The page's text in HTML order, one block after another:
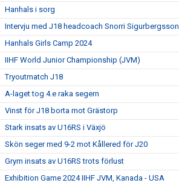
Hanhals i sorg
Intervju med J18 headcoach Snorri Sigurbergsson
Hanhals Girls Camp 2024
IIHF World Junior Championship (JVM)
Tryoutmatch J18
A-laget tog 4.e raka segern
Vinst för J18 borta mot Grästorp
Stark insats av U16RS i Växjö
Skön seger med 9-2 mot Kållered för J20
Grym insats av U16RS trots förlust
Exhibition Game 2024 IIHF JVM, Kanada - USA